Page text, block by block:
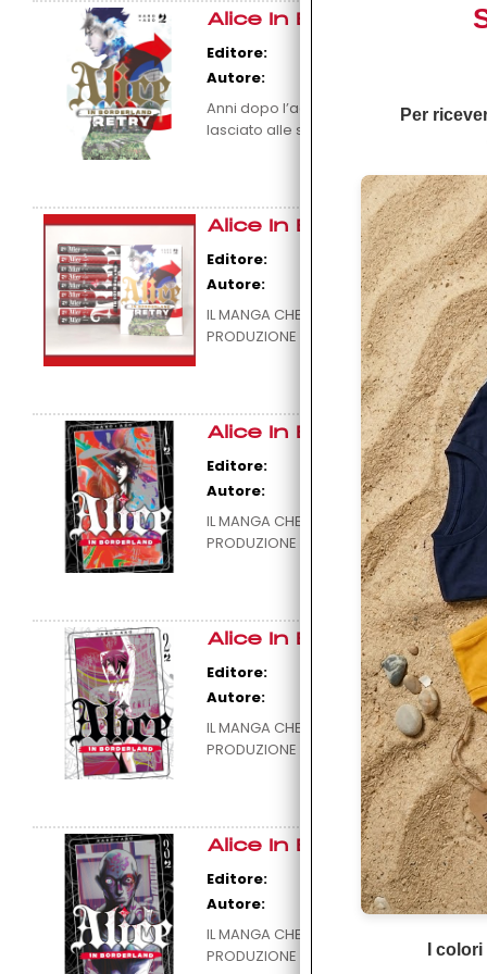
Alice In Borderland -
Editore:
Autore:
Anni dopo l’agghiacciante survival
lasciato alle spalle lo studente pigro e
Alice In Borderland -
Editore:
Autore:
IL MANGA CHE HA ISPIRATO IL LIVE
PRODUZIONE LA SECONDA STAGIONE
Alice In Borderland n°
Editore:
Autore:
IL MANGA CHE HA ISPIRATO IL LIVE
PRODUZIONE LA SECONDA STAGIONE
Alice In Borderland n°
Editore:
Autore:
IL MANGA CHE HA ISPIRATO IL LIVE
PRODUZIONE LA SECONDA STAGIONE
Alice In Borderland n°
Editore:
Autore:
IL MANGA CHE HA ISPIRATO IL LIVE
PRODUZIONE LA SECONDA STAGIONE
Per
I colori